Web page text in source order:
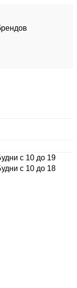
с 10 до 19
с 10 до 18